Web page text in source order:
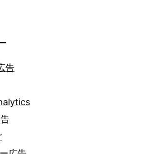
告